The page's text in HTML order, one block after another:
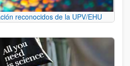
reconocidos de la UPV/EHU